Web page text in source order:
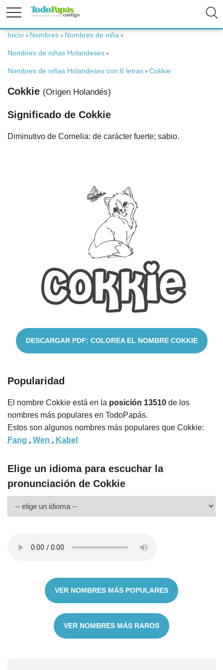
Fertilidad
Embarazo
Bebé
Inicio > Nombres > Nombres de niña >
Nombres de niñas Holandeses >
Nombres de niñas Holandeses con 6 letras > Cokkie
Cokkie (Origen Holandés)
Significado de Cokkie
Diminutivo de Cornelia: de carácter fuerte; sabio.
DESCARGAR PDF: COLOREA EL NOMBRE COKKIE
Popularidad
El nombre Cokkie está en la posición 13510 de los
nombres más populares en TodoPapás.
Estos son algunos nombres más populares que Cokkie:
Fang , Wen , Kabel
Elige un idioma para escuchar la
pronunciación de Cokkie
VER NOMBRES MÁS POPULARES
VER NOMBRES MÁS RAROS